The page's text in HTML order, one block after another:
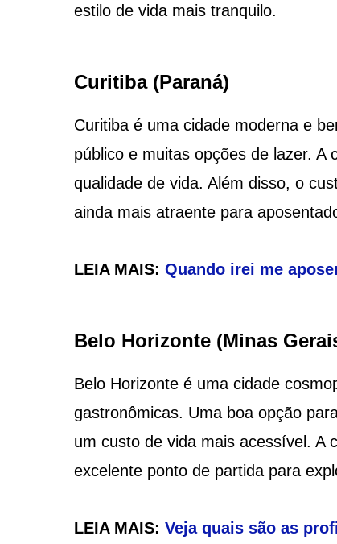
estilo de vida mais tranquilo.
Curitiba (Paraná)
Curitiba é uma cidade moderna e
público e muitas opções de lazer. A
qualidade de vida. Além disso, o
ainda mais atraente para
LEIA MAIS: Quando irei me
Belo Horizonte (Minas
Belo Horizonte é uma cidade
gastronômicas. Uma boa opção
um custo de vida mais acessível. A
excelente ponto de partida para
LEIA MAIS: Veja quais são as